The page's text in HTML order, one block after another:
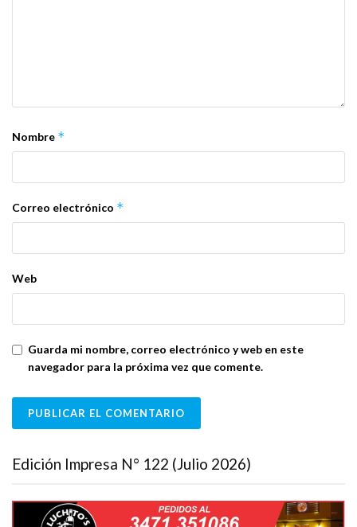
Nombre *
Correo electrónico *
Web
Guarda mi nombre, correo electrónico y web en este
navegador para la próxima vez que comente.
Edición Impresa N° 122 (Julio 2026)